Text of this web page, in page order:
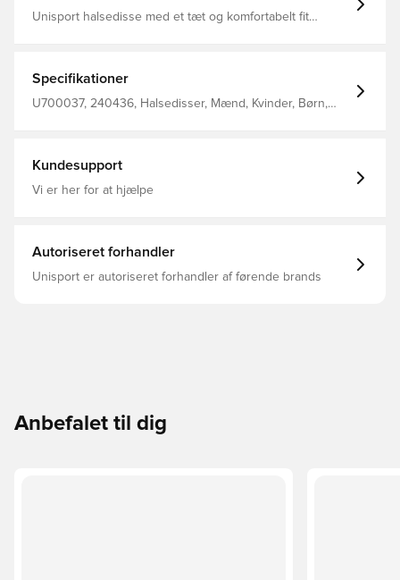
Unisport halsedisse med et tæt og komfortabelt fit
Specifikationer
U700037, 240436, Halsedisser, Mænd, Kvinder, Børn,
Kundesupport
Vi er her for at hjælpe
Autoriseret forhandler
Unisport er autoriseret forhandler af førende brands
Anbefalet til dig